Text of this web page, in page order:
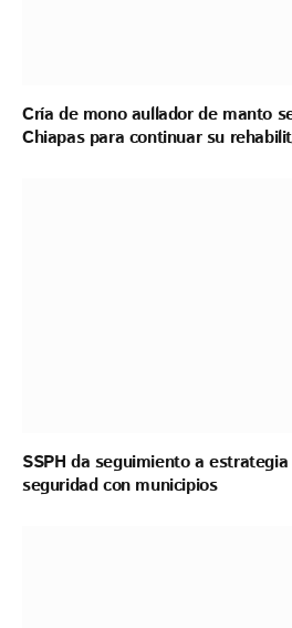
Cría de mono aullador de manto
Chiapas para continuar su
SSPH da seguimiento a
seguridad con municipios